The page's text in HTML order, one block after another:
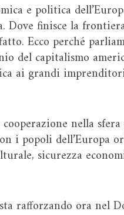
e politica
finisce la
Ecco perché
del capitalismo
ai grandi
nella
i popoli
sicurezza
rafforzando ora nel